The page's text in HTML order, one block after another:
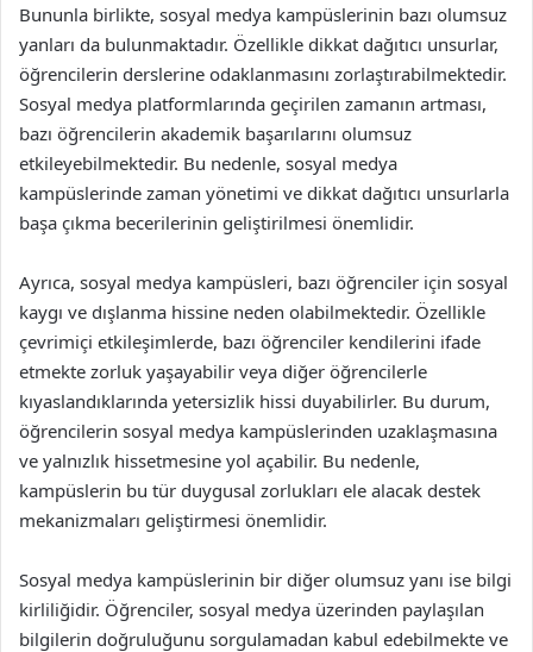
Bununla birlikte, sosyal medya kampüslerinin bazı olumsuz
yanları da bulunmaktadır. Özellikle dikkat dağıtıcı unsurlar,
öğrencilerin derslerine odaklanmasını zorlaştırabilmektedir.
Sosyal medya platformlarında geçirilen zamanın artması,
bazı öğrencilerin akademik başarılarını olumsuz
etkileyebilmektedir. Bu nedenle, sosyal medya
kampüslerinde zaman yönetimi ve dikkat dağıtıcı unsurlarla
başa çıkma becerilerinin geliştirilmesi önemlidir.
Ayrıca, sosyal medya kampüsleri, bazı öğrenciler için sosyal
kaygı ve dışlanma hissine neden olabilmektedir. Özellikle
çevrimiçi etkileşimlerde, bazı öğrenciler kendilerini ifade
etmekte zorluk yaşayabilir veya diğer öğrencilerle
kıyaslandıklarında yetersizlik hissi duyabilirler. Bu durum,
öğrencilerin sosyal medya kampüslerinden uzaklaşmasına
ve yalnızlık hissetmesine yol açabilir. Bu nedenle,
kampüslerin bu tür duygusal zorlukları ele alacak destek
mekanizmaları geliştirmesi önemlidir.
Sosyal medya kampüslerinin bir diğer olumsuz yanı ise bilgi
kirliliğidir. Öğrenciler, sosyal medya üzerinden paylaşılan
bilgilerin doğruluğunu sorgulamadan kabul edebilmekte ve